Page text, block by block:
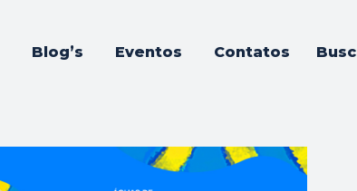
Blog’s Eventos Contatos